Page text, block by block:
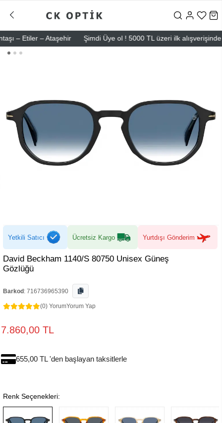
Etiler – Ataşehir Şimdi Üye ol ! 5000 TL üzeri ilk alışverişinde 500
Yetkili Satıcı Ücretsiz Kargo Yurtdışı Gönderim
David Beckham 1140/S 80750 Unisex Güneş
Gözlüğü
Barkod : 716736965390
(0) YorumYorum Yap
7.860,00 TL
655,00 TL 'den başlayan taksitlerle
Renk Seçenekleri: